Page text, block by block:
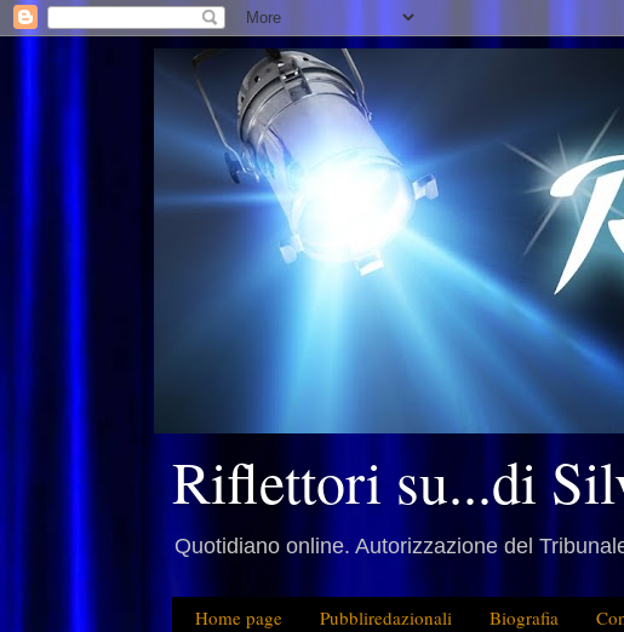
Riflettori su...di
Quotidiano online. Autorizzazione del
Home page Pubbliredazionali Biografia